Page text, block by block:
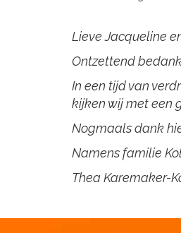
Lieve Jacqueline
Ontzettend
In een tijd van
kijken wij met een
Nogmaals dank
Namens familie
Thea Karemaker-